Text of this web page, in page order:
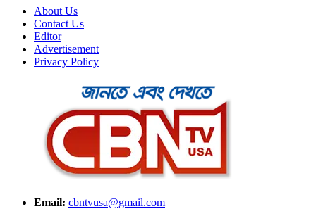
About Us
Contact Us
Editor
Advertisement
Privacy Policy
Email: cbntvusa@gmail.com